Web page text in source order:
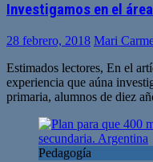
Investigamos en el
28 febrero, 2018 Mari
Estimados lectores, En el
experiencia que aúna
primaria, alumnos de diez
Pedagogía